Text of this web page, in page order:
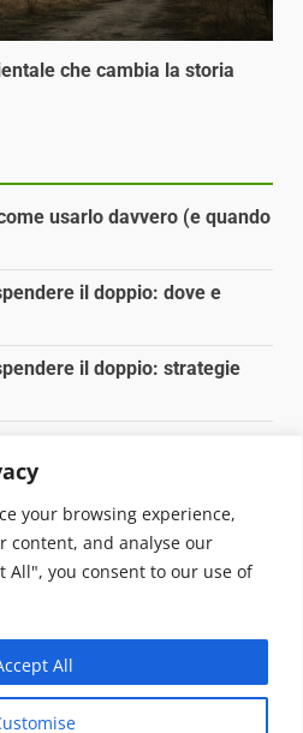
your browsing experience,
content, and analyse our
All", you consent to our use of
All
che cambia la storia
usarlo davvero (e quando
il doppio: dove e
il doppio: strategie
3 ingredienti che
chimici
proprietà di Jws Media
giornalistica, in quanto
alcuna periodicità. Non può
prodotto editoriale ai sensi